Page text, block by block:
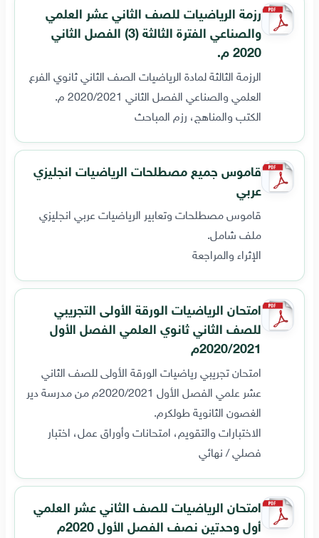
رزمة الرياضيات للصف الثاني عشر العلمي
والصناعي الفترة الثالثة (3) الفصل الثاني
2020 م.
الرزمة الثالثة لمادة الرياضيات الصف الثاني ثانوي الفرع
العلمي والصناعي الفصل الثاني 2020/2021 م.
الكتب والمناهج، رزم المباحث
قاموس جميع مصطلحات الرياضيات انجليزي
عربي
قاموس مصطلحات وتعابير الرياضيات عربي انجليزي
ملف شامل.
الإثراء والمراجعة
امتحان الرياضيات الورقة الأولى التجريبي
للصف الثاني ثانوي العلمي الفصل الأول
2020/2021م
امتحان تجريبي رياضيات الورقة الأولى للصف الثاني
عشر علمي الفصل الأول 2020/2021م من مدرسة دير
الغصون الثانوية طولكرم.
الاختبارات والتقويم، امتحانات وأوراق عمل، اختبار
فصلي / نهائي
امتحان الرياضيات للصف الثاني عشر العلمي
أول وحدتين نصف الفصل الأول 2020م